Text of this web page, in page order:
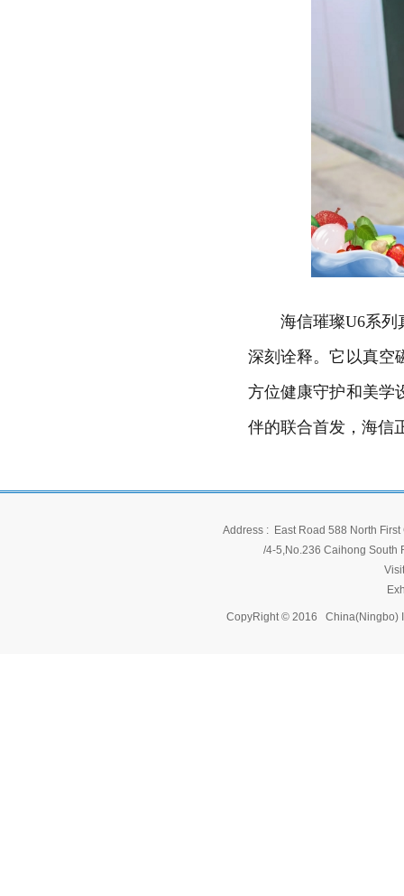
海信璀璨U6系列真
深刻诠释。它以真空
方位健康守护和美学
伴的联合首发，海信
Address : East Road 588 North
/4-5,No.236 Caihong South
CopyRight © 2016 China(Ningbo)